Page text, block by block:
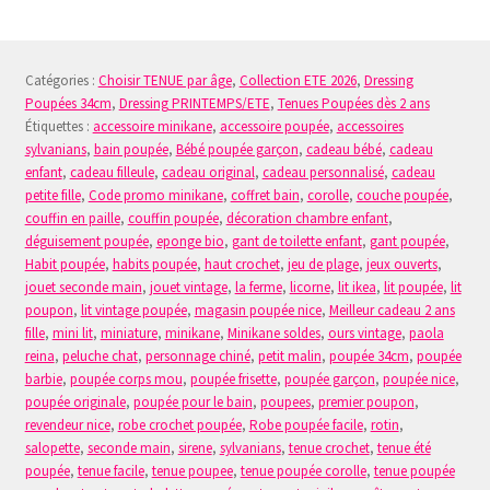
options
peuvent
être
choisies
sur
la
page
du
produit
Catégories : Choisir TENUE par âge, Collection ETE 2026, Dressing
Poupées 34cm, Dressing PRINTEMPS/ETE, Tenues Poupées dès 2 ans
Étiquettes : accessoire minikane, accessoire poupée, accessoires
sylvanians, bain poupée, Bébé poupée garçon, cadeau bébé, cadeau
enfant, cadeau filleule, cadeau original, cadeau personnalisé, cadeau
petite fille, Code promo minikane, coffret bain, corolle, couche poupée,
couffin en paille, couffin poupée, décoration chambre enfant,
déguisement poupée, eponge bio, gant de toilette enfant, gant poupée,
Habit poupée, habits poupée, haut crochet, jeu de plage, jeux ouverts,
jouet seconde main, jouet vintage, la ferme, licorne, lit ikea, lit poupée, lit
poupon, lit vintage poupée, magasin poupée nice, Meilleur cadeau 2 ans
fille, mini lit, miniature, minikane, Minikane soldes, ours vintage, paola
reina, peluche chat, personnage chiné, petit malin, poupée 34cm, poupée
barbie, poupée corps mou, poupée frisette, poupée garçon, poupée nice,
poupée originale, poupée pour le bain, poupees, premier poupon,
revendeur nice, robe crochet poupée, Robe poupée facile, rotin,
salopette, seconde main, sirene, sylvanians, tenue crochet, tenue été
poupée, tenue facile, tenue poupee, tenue poupée corolle, tenue poupée